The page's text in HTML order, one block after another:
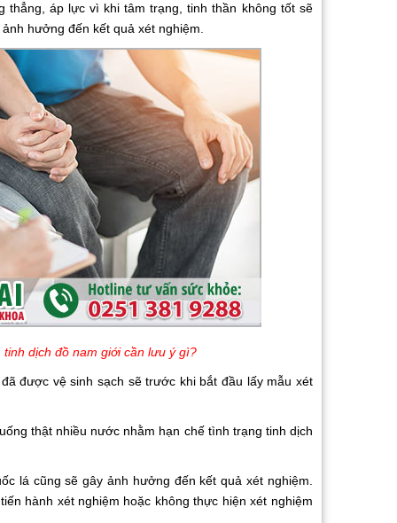
áp lực vì khi tâm trạng, tinh thần không tốt sẽ
hưởng đến kết quả xét nghiệm.
tinh dịch đồ nam giới cần lưu ý gì?
vệ sinh sạch sẽ trước khi bắt đầu lấy mẫu xét
thật nhiều nước nhằm hạn chế tình trạng tinh dịch
cũng sẽ gây ảnh hưởng đến kết quả xét nghiệm.
hành xét nghiệm hoặc không thực hiện xét nghiệm